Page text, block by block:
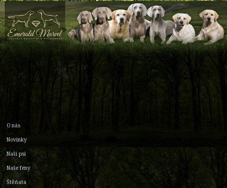
O nás
Novinky
Naši psi
Naše feny
Štěňata